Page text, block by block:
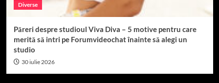
Diverse
Păreri despre studioul Viva Diva – 5 motive pentru care
merită să intri pe Forumvideochat înainte să alegi un
studio
30 iulie 2026